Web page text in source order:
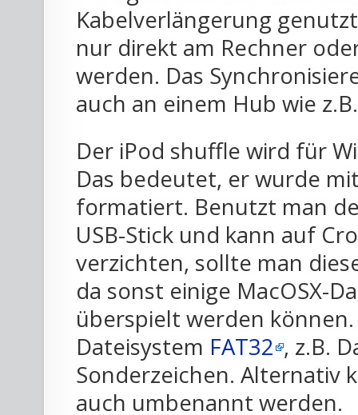
Kabelverlängerung
nur direkt am Rechner
werden. Das
auch an einem Hub wie
Der iPod shuffle wird für
Das bedeutet, er wurde
formatiert. Benutzt man
USB-Stick und kann auf
verzichten, sollte man
da sonst einige MacOSX-
überspielt werden
Dateisystem FAT32 , z.B.
Sonderzeichen. Alternativ
auch umbenannt werden.